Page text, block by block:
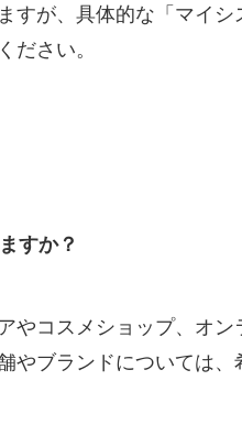
すが、具体的な「マイ
ださい。
すか？
やコスメショップ、オ
やブランドについては